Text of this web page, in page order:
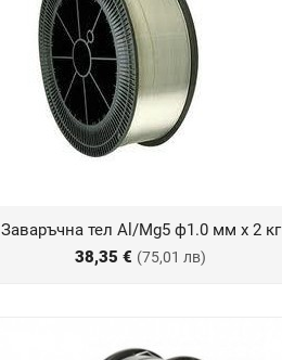
Заваръчна тел Al/Mg5 ф1.0 мм х 2 кг
38,35 € (75,01 лв)